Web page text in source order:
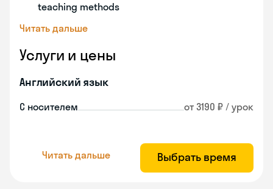
teaching methods
Читать дальше
Услуги и цены
Английский язык
С носителем от 3190 ₽ / урок
Читать дальше Выбрать время